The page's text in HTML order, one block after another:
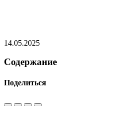
14.05.2025
Содержание
Поделиться